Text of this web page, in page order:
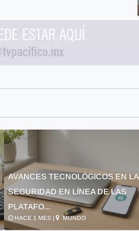
AVANCES TECNOLÓGICOS EN LA
SEGURIDAD EN LÍNEA DE LAS
PLATAFO...
HACE 1 MES | MUNDO